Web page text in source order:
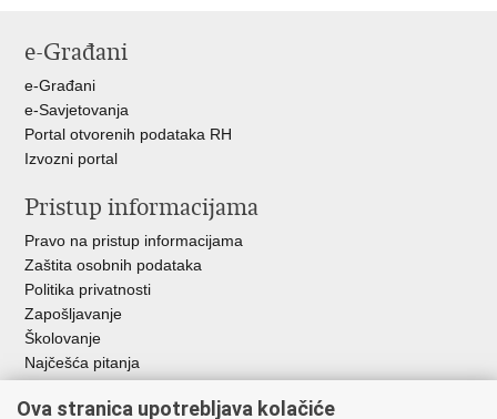
Facebooku
X-
e-Građani
e-Građani
e-Savjetovanja
Portal otvorenih podataka RH
Izvozni portal
Pristup informacijama
Pravo na pristup informacijama
Zaštita osobnih podataka
Politika privatnosti
Zapošljavanje
Školovanje
Najčešća pitanja
Važne poveznice
Ova stranica upotrebljava kolačiće